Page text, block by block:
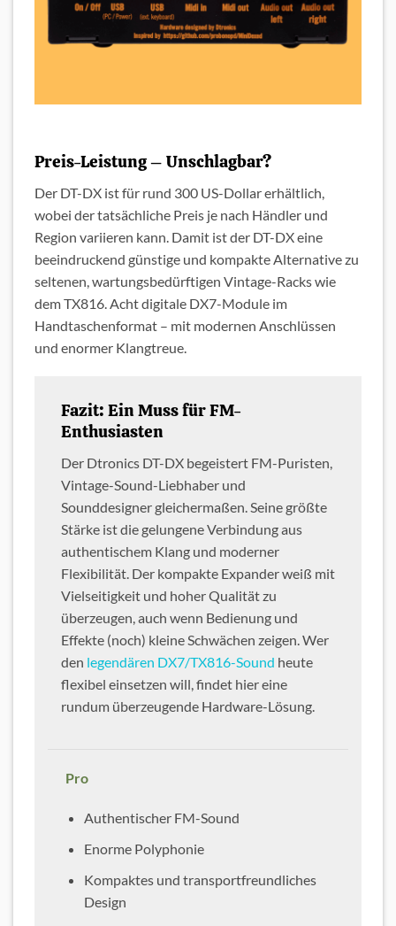
Preis-Leistung – Unschlagbar?
Der DT-DX ist für rund 300 US-Dollar erhältlich,
wobei der tatsächliche Preis je nach Händler und
Region variieren kann. Damit ist der DT-DX eine
beeindruckend günstige und kompakte Alternative zu
seltenen, wartungsbedürftigen Vintage-Racks wie
dem TX816. Acht digitale DX7-Module im
Handtaschenformat – mit modernen Anschlüssen
und enormer Klangtreue.
Fazit: Ein Muss für FM-
Enthusiasten
Der Dtronics DT-DX begeistert FM-Puristen,
Vintage-Sound-Liebhaber und
Sounddesigner gleichermaßen. Seine größte
Stärke ist die gelungene Verbindung aus
authentischem Klang und moderner
Flexibilität. Der kompakte Expander weiß mit
Vielseitigkeit und hoher Qualität zu
überzeugen, auch wenn Bedienung und
Effekte (noch) kleine Schwächen zeigen. Wer
den legendären DX7/TX816-Sound heute
flexibel einsetzen will, findet hier eine
rundum überzeugende Hardware-Lösung.
Pro
Authentischer FM-Sound
Enorme Polyphonie
Kompaktes und transportfreundliches
Design